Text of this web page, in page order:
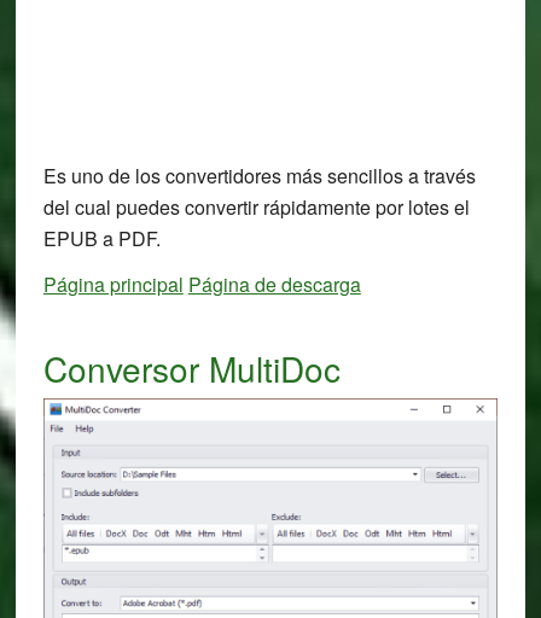
Es uno de los convertidores más sencillos a través
del cual puedes convertir rápidamente por lotes el
EPUB a PDF.
Página principal Página de descarga
Conversor MultiDoc